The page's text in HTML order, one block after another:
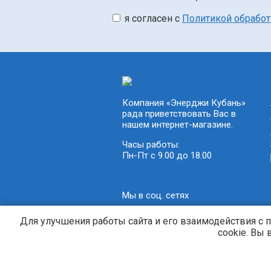
я согласен с Политикой
Компания «Энерджи Кубань»
рада приветствовать Вас в
нашем интернет-магазине.
Часы работы:
Пн-Пт с 9.00 до 18.00
Мы в соц. сетях
Для улучшения работы сайта и его взаимодействия
cookie. Вы